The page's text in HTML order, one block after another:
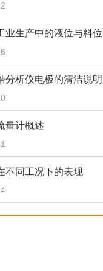
分析仪电极的清洁说明
量计概述
不同工况下的表现